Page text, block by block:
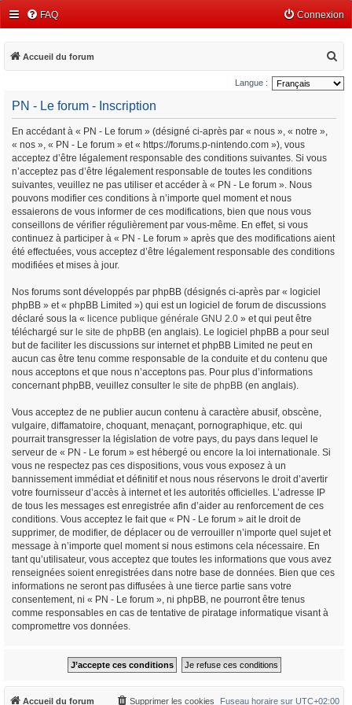
FAQ Connexion
Accueil du forum
e
c
Langue :
PN - Le forum - Inscription
En accédant à « PN - Le forum » (désigné ci-après par « nous », « notre »,
« nos », « PN - Le forum » et « https://forums.p-nintendo.com »), vous
acceptez d’être légalement responsable des conditions suivantes. Si vous
n’acceptez pas d’être légalement responsable de toutes les conditions
suivantes, veuillez ne pas utiliser et accéder à « PN - Le forum ». Nous
pouvons modifier ces conditions à n’importe quel moment et nous
essaierons de vous informer de ces modifications, bien que nous vous
conseillons de vérifier régulièrement par vous-même. En effet, si vous
continuez à participer à « PN - Le forum » après que des modifications aient
été effectuées, vous acceptez d’être légalement responsable des conditions
modifiées et mises à jour.
Nos forums sont développés par phpBB (désignés ci-après par « logiciel
phpBB » et « phpBB Limited ») qui est un logiciel de forum de discussions
déclaré sous la « licence publique générale GNU 2.0 » et qui peut être
téléchargé sur le site de phpBB (en anglais). Le logiciel phpBB a pour seul
but de faciliter les discussions sur internet et phpBB Limited ne peut en
aucun cas être tenu comme responsable de la conduite et du contenu que
nous acceptons et que nous n’acceptons pas. Pour plus d’informations
concernant phpBB, veuillez consulter le site de phpBB (en anglais).
Vous acceptez de ne publier aucun contenu à caractère abusif, obscène,
vulgaire, diffamatoire, choquant, menaçant, pornographique, etc. qui
pourrait transgresser la législation de votre pays, du pays dans lequel le
serveur de « PN - Le forum » est hébergé ou encore la loi internationale. Si
vous ne respectez pas ces dispositions, vous vous exposez à un
bannissement immédiat et définitif et nous nous réservons le droit d’avertir
votre fournisseur d’accès à internet et les autorités officielles. L’adresse IP
de tous les messages est enregistrée afin d’aider au renforcement de ces
conditions. Vous acceptez le fait que « PN - Le forum » ait le droit de
supprimer, de modifier, de déplacer ou de verrouiller n’importe quel sujet et
message à n’importe quel moment si nous estimons cela nécessaire. En
tant qu’utilisateur, vous acceptez que toutes les informations que vous avez
renseignées soient enregistrées dans notre base de données. Bien que ces
informations ne seront pas diffusées à une tierce partie sans votre
consentement, ni « PN - Le forum », ni phpBB, ne pourront être tenus
comme responsables en cas de tentative de piratage informatique visant à
compromettre vos données.
Accueil du forum Fuseau horaire sur UTC+02:00
Supprimer les cookies